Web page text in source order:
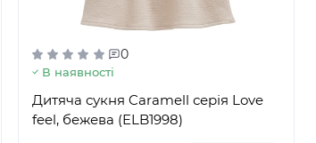
0
В наявності
Дитяча сукня Caramell серія Love
feel, бежева (ELB1998)